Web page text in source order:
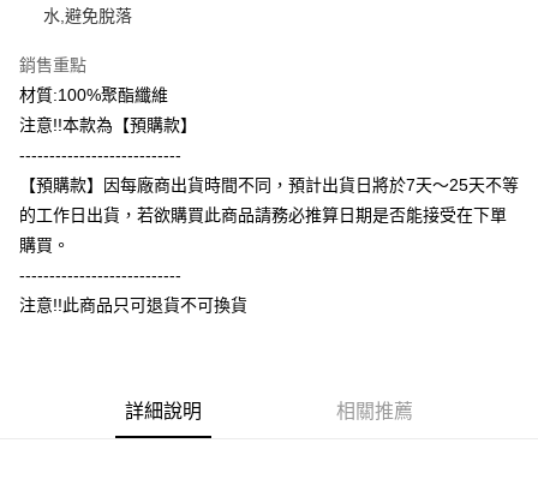
全盈+PAY
大哥付你分期
相關說明
1.本服務由台灣大哥大提供，台灣大哥大用戶可立即使用無須另外申請。
2.付款方式選擇「大哥付你分期」，訂單成立後會自動跳轉到大哥付的交易
流程，驗證手機門號後，選擇欲分期的期數、繳款截止日，確認付款後即完
成交易。
3.實際核准額度、可分期數及費用金額請依後續交易確認頁面所載為準。
4.訂單成立30分鐘內，如未前往確認交易或遇審核未通過，訂單將自動取
【繳款方式說明】
AFTEE先享後付
相關說明
【關於「AFTEE先享後付」】
AFTEE先享後付是「在收到商品之後才付款」的支付方式。 讓您購物簡單
１．簡單：不需註冊會員、不需綁卡、不需儲值。
２．便利：只要手機號碼，簡訊認證，即可結帳。
３．安心：先確認商品／服務後，再付款。
２．訂單成立數日內，您將收到繳費通知簡訊。
３．收到繳費通知簡訊後14天內，點擊此簡訊中的連結，可透過四大超商／
ATM付款
全家付款取貨
每筆NT$60，滿NT$899(含以上)免運費
水,避免脫落
銷售重點
材質:100%聚酯纖維
注意!!本款為【預購款】
---------------------------
【預購款】因每廠商出貨時間不同，預計出貨日將於7天～25天不等
的工作日出貨，若欲購買此商品請務必推算日期是否能接受在下單
購買。
---------------------------
注意!!此商品只可退貨不可換貨
詳細說明 相關推薦